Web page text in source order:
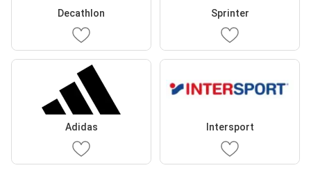
Decathlon Sprinter
Adidas Intersport